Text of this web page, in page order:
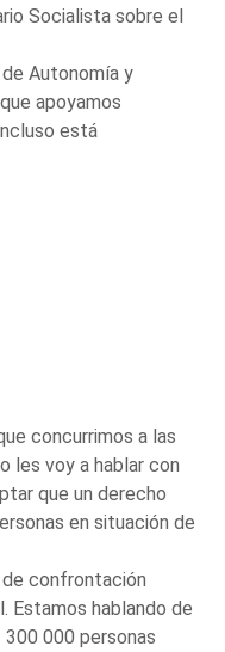
Socialista sobre el
Autonomía y
apoyamos
está
concurrimos a las
les voy a hablar con
que un derecho
en situación de
de confrontación
hablando de
000 personas